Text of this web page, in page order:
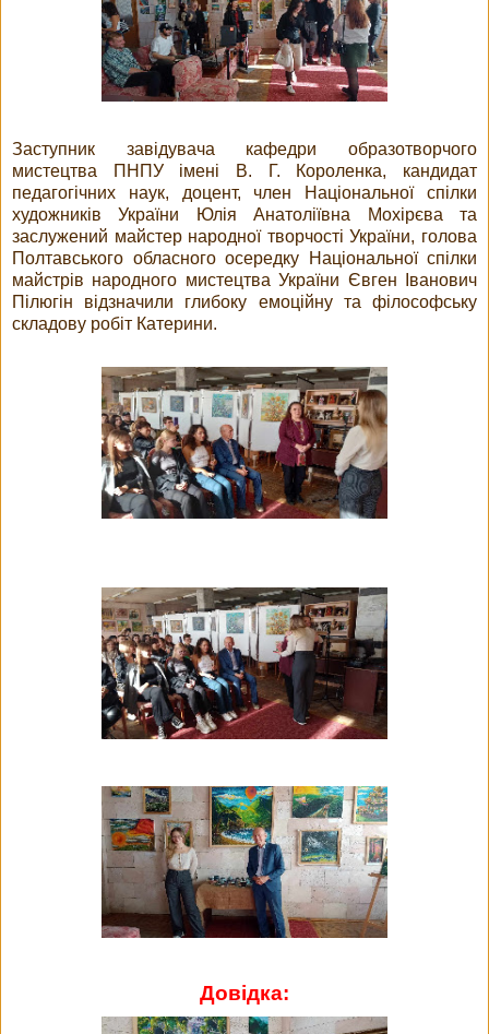
Заступник завідувача кафедри образотворчого
мистецтва ПНПУ імені В. Г. Короленка, кандидат
педагогічних наук, доцент, член Національної спілки
художників України Юлія Анатоліївна Мохірєва та
заслужений майстер народної творчості України, голова
Полтавського обласного осередку Національної спілки
майстрів народного мистецтва України Євген Іванович
Пілюгін відзначили глибоку емоційну та філософську
складову робіт Катерини.
Довідка: